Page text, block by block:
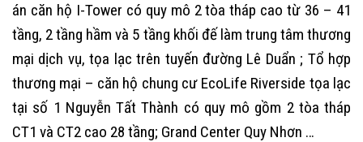
án căn hộ I-Tower có quy mô 2 tòa tháp cao từ 36 – 41
tầng, 2 tầng hầm và 5 tầng khối đế làm trung tâm thương
mại dịch vụ, tọa lạc trên tuyến đường Lê Duẩn ; Tổ hợp
thương mại – căn hộ chung cư EcoLife Riverside tọa lạc
tại số 1 Nguyễn Tất Thành có quy mô gồm 2 tòa tháp
CT1 và CT2 cao 28 tầng; Grand Center Quy Nhơn …